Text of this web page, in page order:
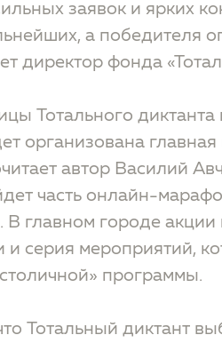
заявок и ярких
а победителя
директор фонда
Тотального
организована
автор Василий
часть онлайн-
В главном городе
и серия мероприятий,
программы.
Тотальный диктант